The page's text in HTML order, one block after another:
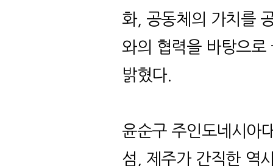
화, 공동체의 가치를
와의 협력을 바탕으
밝혔다.
윤순구 주인도네시아
섬
제주가 간직한 역